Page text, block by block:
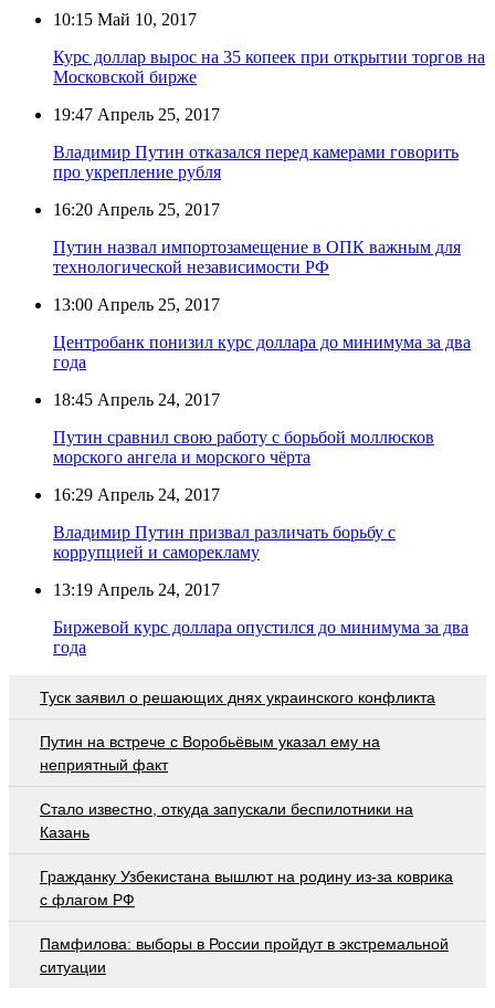
10:15 Май 10, 2017
Курс доллар вырос на 35 копеек при открытии торгов на
Московской бирже
19:47 Апрель 25, 2017
Владимир Путин отказался перед камерами говорить
про укрепление рубля
16:20 Апрель 25, 2017
Путин назвал импортозамещение в ОПК важным для
технологической независимости РФ
13:00 Апрель 25, 2017
Центробанк понизил курс доллара до минимума за два
года
18:45 Апрель 24, 2017
Путин сравнил свою работу с борьбой моллюсков
морского ангела и морского чёрта
16:29 Апрель 24, 2017
Владимир Путин призвал различать борьбу с
коррупцией и саморекламу
13:19 Апрель 24, 2017
Биржевой курс доллара опустился до минимума за два
года
Туск заявил о решающих днях украинского конфликта
Путин на встрече с Воробьёвым указал ему на
неприятный факт
Стало известно, откуда запускали беспилотники на
Казань
Гражданку Узбекистана вышлют на родину из-за коврика
с флагом РФ
Памфилова: выборы в России пройдут в экстремальной
ситуации